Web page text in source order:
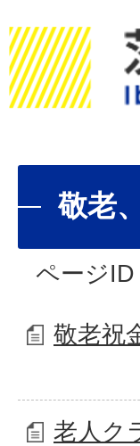
敬老
ページID
敬老祝
老人ク